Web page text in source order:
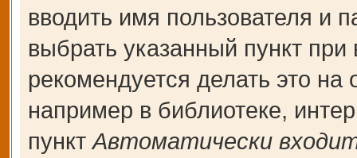
вводить имя пользователя и
выбрать указанный пункт
рекомендуется делать это
например в библиотеке,
пунктАвтоматически